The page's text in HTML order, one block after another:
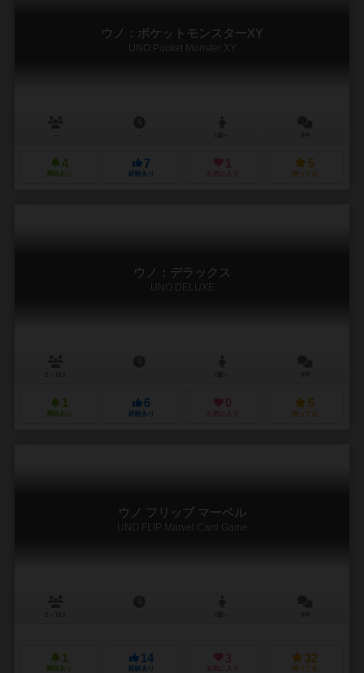
ウノ：ポケットモンスターXY
UNO:Pocket Monster XY
4
興味あり
7
経験あり
1
お気に入り
5
持ってる
ウノ：デラックス
UNO DELUXE
1
興味あり
6
経験あり
0
お気に入り
6
持ってる
ウノ フリップ マーベル
UNO FLIP Marvel Card Game
1
興味あり
14
経験あり
3
お気に入り
32
持ってる